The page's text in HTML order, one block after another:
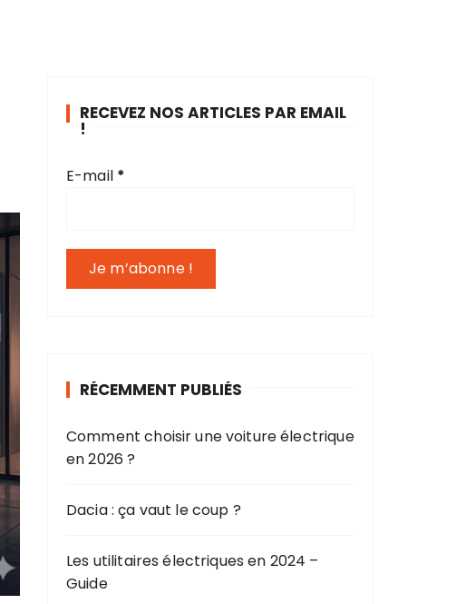
RECEVEZ NOS ARTICLES PAR EMAIL
!
E-mail *
RÉCEMMENT PUBLIÉS
Comment choisir une voiture électrique
en 2026 ?
Dacia : ça vaut le coup ?
Les utilitaires électriques en 2024 –
Guide